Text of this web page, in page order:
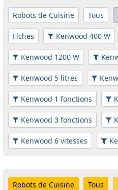
Robots de Cuisine Tous
Fiches Kenwood 400 W
Kenwood 1200 W
Kenwood 5 litres
Kenwood 1 fonctions
Kenwood 3 fonctions
Kenwood 6 vitesses
Robots de Cuisine Tous